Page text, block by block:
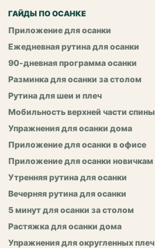
ГАЙДЫ ПО ОСАНКЕ
Приложение для осанки
Ежедневная рутина для осанки
90-дневная программа осанки
Разминка для осанки за столом
Рутина для шеи и плеч
Мобильность верхней части спины
Упражнения для осанки дома
Приложение для осанки в офисе
Приложение для осанки новичкам
Утренняя рутина для осанки
Вечерняя рутина для осанки
5 минут для осанки за столом
Растяжка для осанки дома
Упражнения для округленных плеч